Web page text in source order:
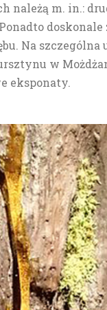
należą m. in.:
doskonale
Na szczególna
w
eksponaty.